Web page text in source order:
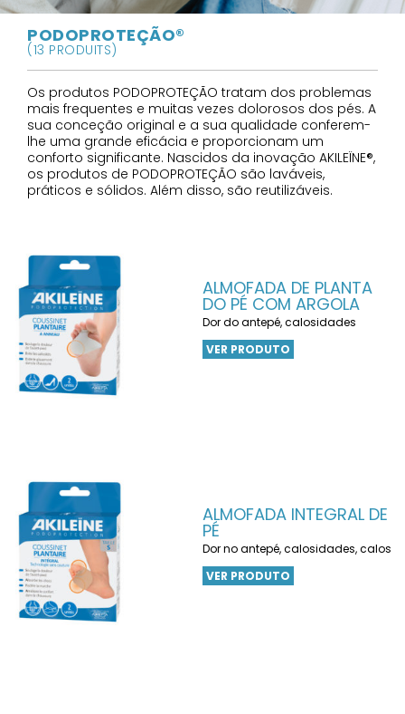
PODOPROTEÇÃO®
(13 PRODUITS)
Os produtos PODOPROTEÇÃO tratam dos problemas
mais frequentes e muitas vezes dolorosos dos pés. A
sua conceção original e a sua qualidade conferem-
lhe uma grande eficácia e proporcionam um
conforto significante. Nascidos da inovação AKILEÏNE®,
os produtos de PODOPROTEÇÃO são laváveis,
práticos e sólidos. Além disso, são reutilizáveis.
ALMOFADA DE PLANTA
DO PÉ COM ARGOLA
Dor do antepé, calosidades
VER PRODUTO
ALMOFADA INTEGRAL DE
PÉ
Dor no antepé, calosidades, calos
VER PRODUTO